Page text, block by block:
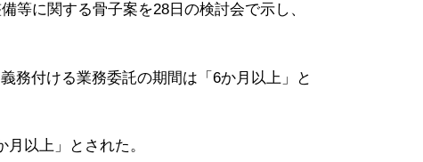
等に関する骨子案を28日の検討会で示し、
務付ける業務委託の期間は「6か月以上」と
以上」とされた。